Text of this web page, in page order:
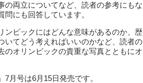
の両立についてなど、読者の参考にもな
にも回答しています。
ンピックにはどんな意味があるのか、歴
いてどう考えればいいのかなど、読者の
のオリンピックの貴重な写真とともにオ
月号は6月15日発売です。